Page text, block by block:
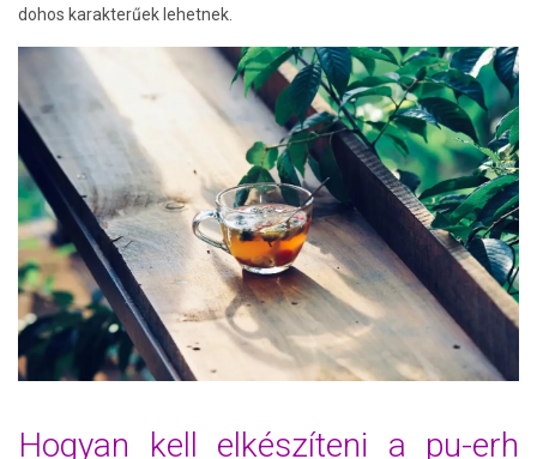
dohos karakterűek lehetnek.
Hogyan kell elkészíteni a pu-erh